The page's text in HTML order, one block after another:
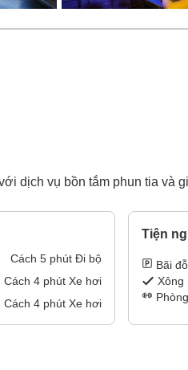
dịch vụ bồn tắm phun tia và
Cách 5phút Đi bộ
Cách 4phút Xe hơi
Cách 4phút Xe hơi
Tiện
Bãi
Xông